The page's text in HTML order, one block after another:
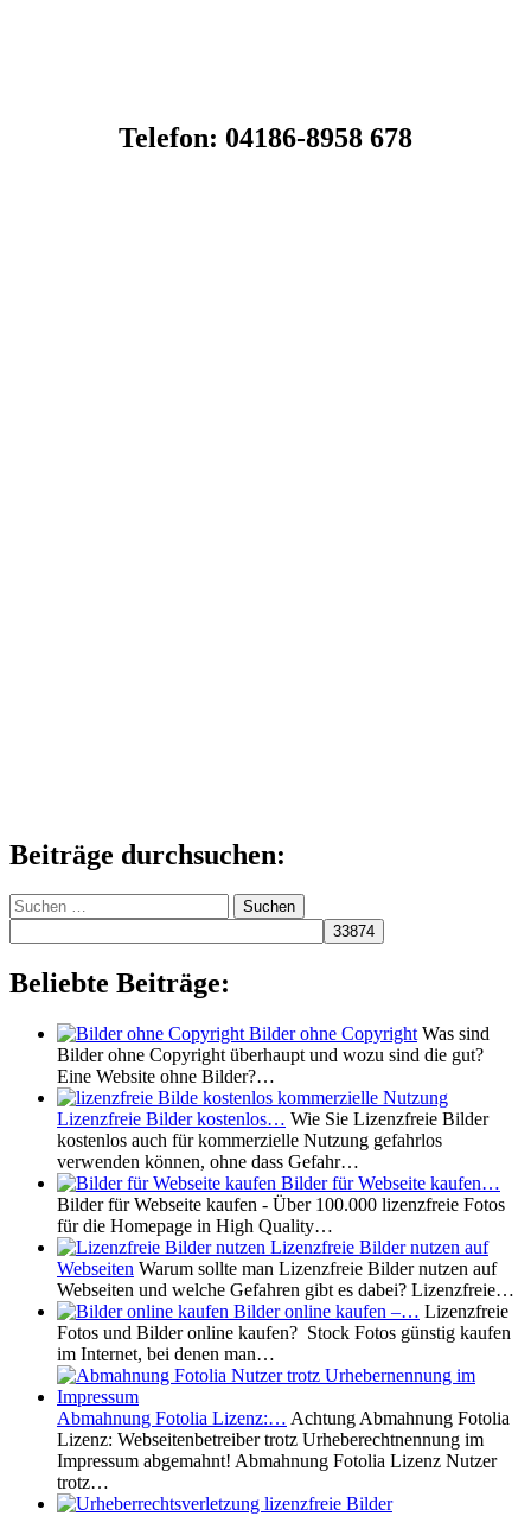
Telefon: 04186-8958 678
Beiträge durchsuchen:
Suchen
nach:
Beliebte Beiträge:
Bilder ohne Copyright Was sind
Bilder ohne Copyright überhaupt und wozu sind die gut?
Eine Website ohne Bilder?…
Lizenzfreie Bilder kostenlos… Wie Sie Lizenzfreie Bilder
kostenlos auch für kommerzielle Nutzung gefahrlos
verwenden können, ohne dass Gefahr…
Bilder für Webseite kaufen…
Bilder für Webseite kaufen - Über 100.000 lizenzfreie Fotos
für die Homepage in High Quality…
Lizenzfreie Bilder nutzen auf
Webseiten Warum sollte man Lizenzfreie Bilder nutzen auf
Webseiten und welche Gefahren gibt es dabei? Lizenzfreie…
Bilder online kaufen –… Lizenzfreie
Fotos und Bilder online kaufen? Stock Fotos günstig kaufen
im Internet, bei denen man…
Abmahnung Fotolia Lizenz:… Achtung Abmahnung Fotolia
Lizenz: Webseitenbetreiber trotz Urheberechtnennung im
Impressum abgemahnt! Abmahnung Fotolia Lizenz Nutzer
trotz…